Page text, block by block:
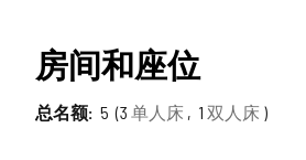
除
TIPO
房间和座位
总名额 5 3 单人床 1 双人床